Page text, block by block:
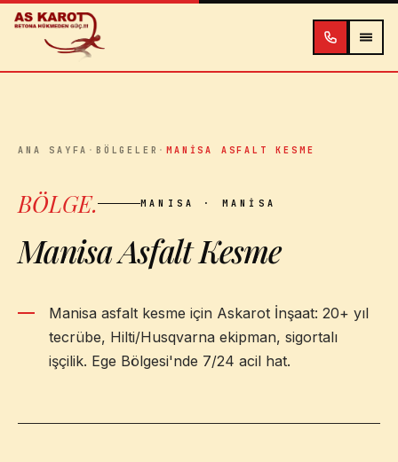
İçeriğe atla
ANA SAYFA ·BÖLGELER ·MANISA ASFALT KESME
BÖLGE. MANISA · MANISA
Manisa Asfalt Kesme
Manisa asfalt kesme için Askarot İnşaat: 20+ yıl
tecrübe, Hilti/Husqvarna ekipman, sigortalı
işçilik. Ege Bölgesi'nde 7/24 acil hat.